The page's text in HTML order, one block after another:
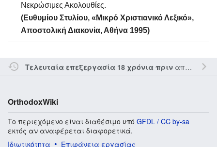
Νεκρώσιμες Ακολουθίες.
(Ευθυμίου Στυλίου, «Μικρό Χριστιανικό Λεξικό»,
Αποστολική Διακονία, Αθήνα 1995)
Τελευταία επεξεργασία 18 χρόνια πριναπό τον την
OrthodoxWiki
Το περιεχόμενο είναι διαθέσιμο υπό GFDL / CC by-sa
εκτός αν αναφέρεται διαφορετικά.
Ιδιωτικότητα
Επιφάνεια εργασίας